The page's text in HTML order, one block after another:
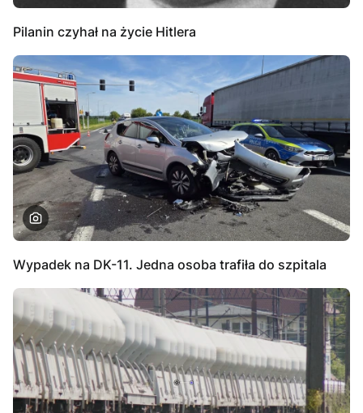
Pilanin czyhał na życie Hitlera
Wypadek na DK-11. Jedna osoba trafiła do szpitala